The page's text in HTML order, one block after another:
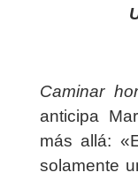
Caminar
anticipa
más allá:
solamente